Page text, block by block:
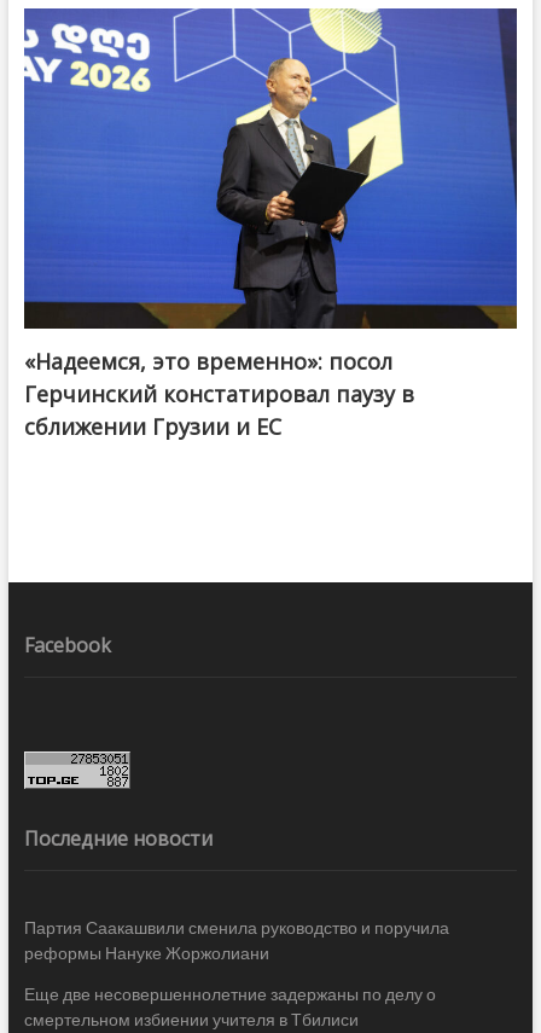
«Надеемся, это временно»: посол
Герчинский констатировал паузу в
сближении Грузии и ЕС
Facebook
Последние новости
Партия Саакашвили сменила руководство и поручила
реформы Нануке Жоржолиани
Еще две несовершеннолетние задержаны по делу о
смертельном избиении учителя в Тбилиси